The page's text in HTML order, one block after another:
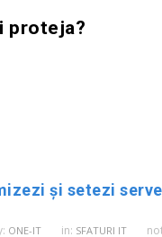
proteja?
ONE-IT in: SFATURI IT